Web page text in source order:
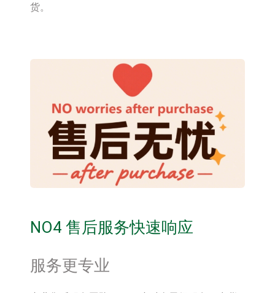
货。
NO4 售后服务快速响应
服务更专业